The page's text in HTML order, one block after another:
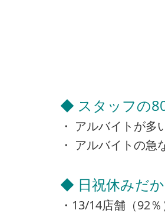
◆ スタッフの
・ アルバイトが
・ アルバイトの急
◆ 日祝休みだ
・13/14店舗（92